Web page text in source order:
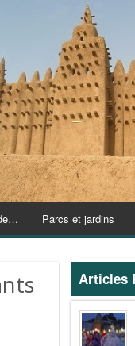
Parcs et jardins
Articles